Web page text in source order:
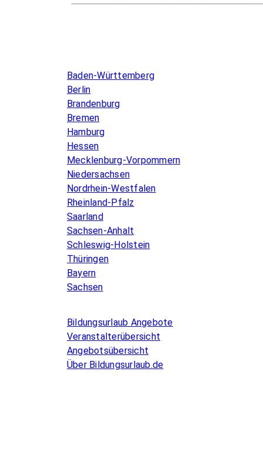
Baden-Württemberg
Berlin
Brandenburg
Bremen
Hamburg
Hessen
Mecklenburg-Vorpommern
Niedersachsen
Nordrhein-Westfalen
Rheinland-Pfalz
Saarland
Sachsen-Anhalt
Schleswig-Holstein
Thüringen
Bayern
Sachsen
Bildungsurlaub Angebote
Veranstalterübersicht
Angebotsübersicht
Über Bildungsurlaub.de